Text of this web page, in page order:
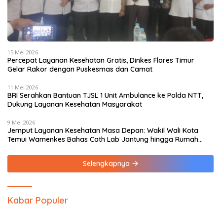
15 Mei 2026
Percepat Layanan Kesehatan Gratis, Dinkes Flores Timur
Gelar Rakor dengan Puskesmas dan Camat
11 Mei 2026
BRI Serahkan Bantuan TJSL 1 Unit Ambulance ke Polda NTT,
Dukung Layanan Kesehatan Masyarakat
9 Mei 2026
Jemput Layanan Kesehatan Masa Depan: Wakil Wali Kota
Temui Wamenkes Bahas Cath Lab Jantung hingga Rumah
Selengkapnya
Kabar Populer